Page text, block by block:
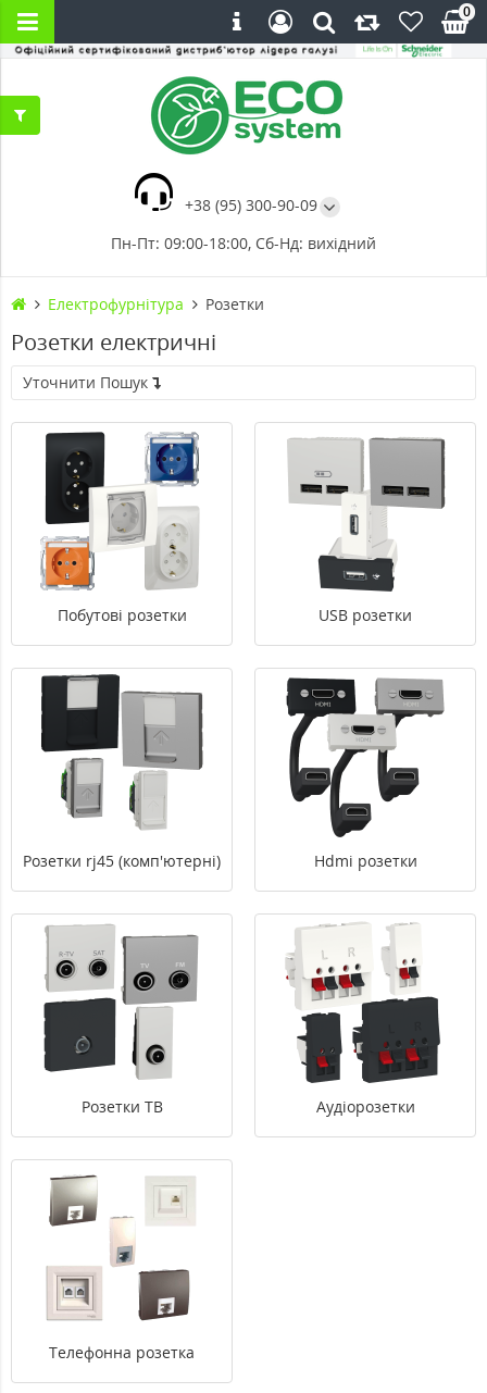
+38 (95) 300-90-09
Пн-Пт: 09:00-18:00, Сб-Нд: вихідний
0
Електрофурнітура Розетки
Розетки електричні
Уточнити Пошук
Побутові розетки USB розетки
Розетки rj45 (комп'ютерні) Hdmi розетки
Розетки ТВ Аудіорозетки
Телефонна розетка